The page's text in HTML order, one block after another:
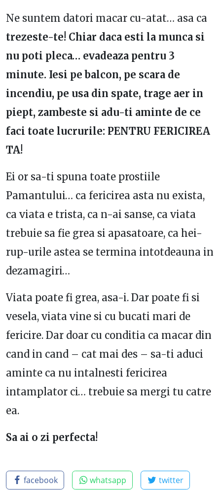
Ne suntem datori macar cu-atat… asa ca
trezeste-te! Chiar daca esti la munca si
nu poti pleca… evadeaza pentru 3
minute. Iesi pe balcon, pe scara de
incendiu, pe usa din spate, trage aer in
piept, zambeste si adu-ti aminte de ce
faci toate lucrurile: PENTRU FERICIREA
TA!
Ei or sa-ti spuna toate prostiile
Pamantului… ca fericirea asta nu exista,
ca viata e trista, ca n-ai sanse, ca viata
trebuie sa fie grea si apasatoare, ca hei-
rup-urile astea se termina intotdeauna in
dezamagiri…
Viata poate fi grea, asa-i. Dar poate fi si
vesela, viata vine si cu bucati mari de
fericire. Dar doar cu conditia ca macar din
cand in cand – cat mai des – sa-ti aduci
aminte ca nu intalnesti fericirea
intamplator ci… trebuie sa mergi tu catre
ea.
Sa ai o zi perfecta!
facebook whatsapp twitter